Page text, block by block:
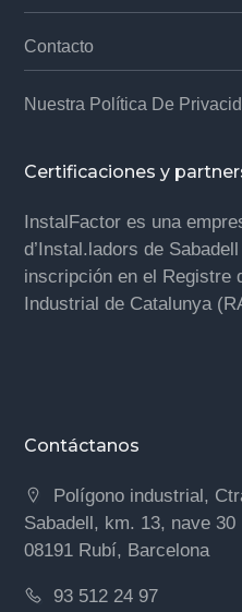
Contacto
Nuestra Política De
Certificaciones y
InstalFactor es una
d’Instal.ladors de
inscripción en el Registre
Industrial de Catalunya
Contáctanos
Polígono industrial,
Sabadell, km. 13, nave 30
08191 Rubí, Barcelona
93 512 24 97